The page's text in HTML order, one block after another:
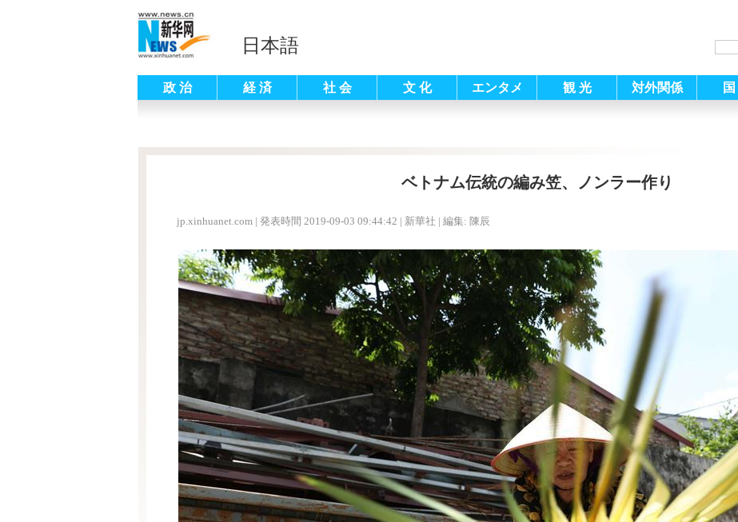
日本語
政 治 経 済 社 会 文 化 エンタメ 観 光 対外関係
ベトナム伝統の編み笠、ノンラー作り
jp.xinhuanet.com | 発表時間 2019-09-03 09:44:42 | 新華社 | 編集: 陳辰